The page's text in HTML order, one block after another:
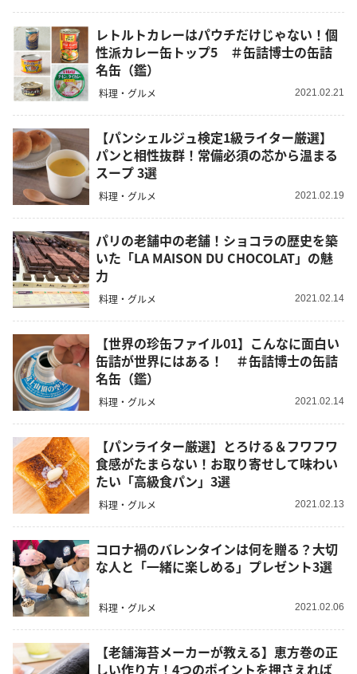
レトルトカレーはパウチだけじゃない！個
性派カレー缶トップ5 ＃缶詰博士の缶詰
名缶（鑑）
料理・グルメ 2021.02.21
【パンシェルジュ検定1級ライター厳選】
パンと相性抜群！常備必須の芯から温まる
スープ 3選
料理・グルメ 2021.02.19
パリの老舗中の老舗！ショコラの歴史を築
いた「LA MAISON DU CHOCOLAT」の魅
力
料理・グルメ 2021.02.14
【世界の珍缶ファイル01】こんなに面白い
缶詰が世界にはある！ ＃缶詰博士の缶詰
名缶（鑑）
料理・グルメ 2021.02.14
【パンライター厳選】とろける＆フワフワ
食感がたまらない！お取り寄せして味わい
たい「高級食パン」3選
料理・グルメ 2021.02.13
コロナ禍のバレンタインは何を贈る？大切
な人と「一緒に楽しめる」プレゼント3選
料理・グルメ 2021.02.06
【老舗海苔メーカーが教える】恵方巻の正
しい作り方！4つのポイントを押さえれば